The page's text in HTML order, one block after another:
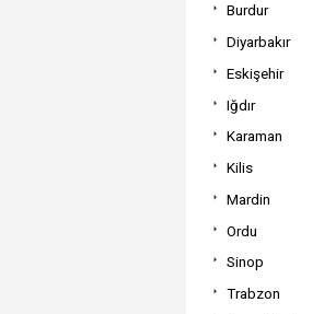
Burdur
Diyarbakır
Eskişehir
Iğdır
Karaman
Kilis
Mardin
Ordu
Sinop
Trabzon